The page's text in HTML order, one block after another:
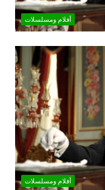
أفلام ومسلسلات
أفلام ومسلسلات